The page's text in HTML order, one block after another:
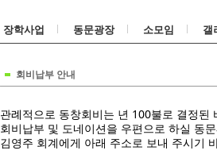
장학사업 동문광장 소모임 갤
회비납부 안내
관례적으로 동창회비는 년 100불로 결정된
회비납부 및 도네이션을 우편으로 하실 동
김영주 회계에게 아래 주소로 보내 주시기